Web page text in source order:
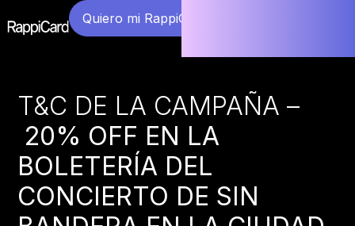
Quiero mi RappiCard
T&C DE LA CAMPAÑA –
20% OFF EN LA
BOLETERÍA DEL
CONCIERTO DE SIN